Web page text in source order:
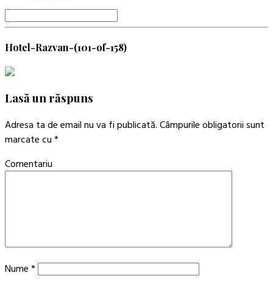
Hotel-Razvan-(101-of-158)
Lasă un răspuns
Adresa ta de email nu va fi publicată. Câmpurile obligatorii sunt
marcate cu *
Comentariu
Nume *